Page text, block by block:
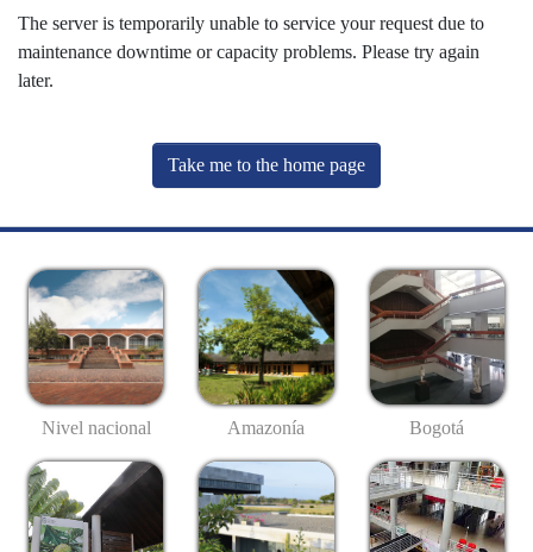
The server is temporarily unable to service your request due to
maintenance downtime or capacity problems. Please try again
later.
Take me to the home page
Nivel nacional Amazonía Bogotá